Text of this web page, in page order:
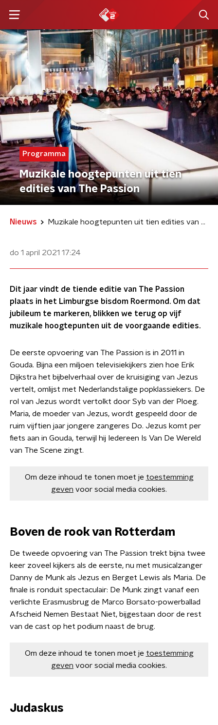
Programma
Muzikale hoogtepunten uit tien
edities van The Passion
Nieuws Muzikale hoogtepunten uit tien edities van The Passion
do 1 april 2021 17:24
Dit jaar vindt de tiende editie van The Passion
plaats in het Limburgse bisdom Roermond. Om dat
jubileum te markeren, blikken we terug op vijf
muzikale hoogtepunten uit de voorgaande edities.
De eerste opvoering van The Passion is in 2011 in
Gouda. Bijna een miljoen televisiekijkers zien hoe Erik
Dijkstra het bijbelverhaal over de kruisiging van Jezus
vertelt, omlijst met Nederlandstalige popklassiekers. De
rol van Jezus wordt vertolkt door Syb van der Ploeg.
Maria, de moeder van Jezus, wordt gespeeld door de
ruim vijftien jaar jongere zangeres Do. Jezus komt per
fiets aan in Gouda, terwijl hij Iedereen Is Van De Wereld
van The Scene zingt.​
Om deze inhoud te tonen moet je toestemming
geven voor social media cookies.
Boven de rook van Rotterdam
De tweede opvoering van The Passion trekt bijna twee
keer zoveel kijkers als de eerste, nu met musicalzanger
Danny de Munk als Jezus en Berget Lewis als Maria. De
finale is ronduit spectaculair: De Munk zingt vanaf een
verlichte Erasmusbrug de Marco Borsato-powerballad
Afscheid Nemen Bestaat Niet, bijgestaan door de rest
van de cast op het podium naast de brug.
Om deze inhoud te tonen moet je toestemming
geven voor social media cookies.
Judaskus